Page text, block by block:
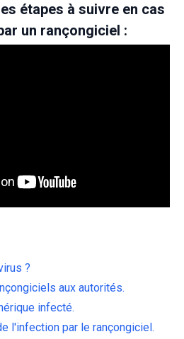
étapes à suivre en cas
un rançongiciel :
?
aux autorités.
infecté.
l'infection par le rançongiciel.